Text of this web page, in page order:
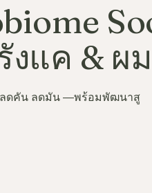
งแค & ผ
ลดคัน ลดมัน —พร้อมพัฒนาสู